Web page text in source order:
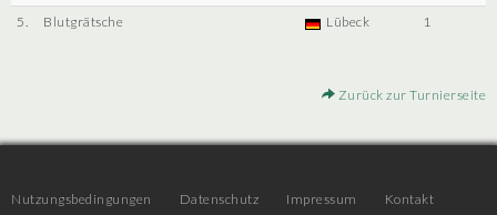
5.
Blutgrätsche Lübeck 1
Zurück zur Turnierseite
Nutzungsbedingungen Datenschutz Impressum Kontakt